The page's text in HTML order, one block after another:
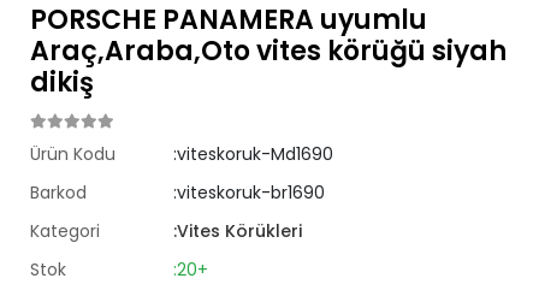
PORSCHE PANAMERA uyumlu
Araç,Araba,Oto vites körüğü siyah
dikiş
Ürün Kodu
:viteskoruk-Md1690
Barkod
:viteskoruk-br1690
Kategori
:Vites Körükleri
Stok
:20+